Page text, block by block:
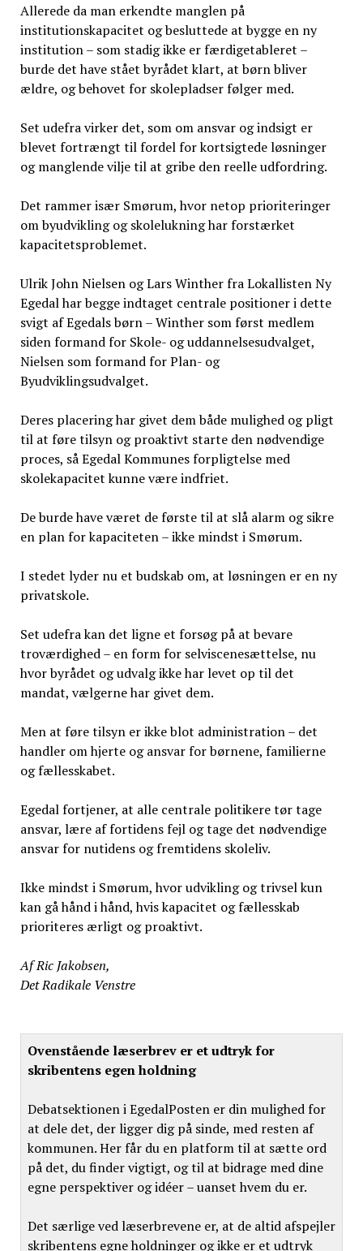
Allerede da man erkendte manglen på
institutionskapacitet og besluttede at bygge en ny
institution – som stadig ikke er færdigetableret –
burde det have stået byrådet klart, at børn bliver
ældre, og behovet for skolepladser følger med.
Set udefra virker det, som om ansvar og indsigt er
blevet fortrængt til fordel for kortsigtede løsninger
og manglende vilje til at gribe den reelle udfordring.
Det rammer især Smørum, hvor netop prioriteringer
om byudvikling og skolelukning har forstærket
kapacitetsproblemet.
Ulrik John Nielsen og Lars Winther fra Lokallisten Ny
Egedal har begge indtaget centrale positioner i dette
svigt af Egedals børn – Winther som først medlem
siden formand for Skole- og uddannelsesudvalget,
Nielsen som formand for Plan- og
Byudviklingsudvalget.
Deres placering har givet dem både mulighed og pligt
til at føre tilsyn og proaktivt starte den nødvendige
proces, så Egedal Kommunes forpligtelse med
skolekapacitet kunne være indfriet.
De burde have været de første til at slå alarm og sikre
en plan for kapaciteten – ikke mindst i Smørum.
I stedet lyder nu et budskab om, at løsningen er en ny
privatskole.
Set udefra kan det ligne et forsøg på at bevare
troværdighed – en form for selviscenesættelse, nu
hvor byrådet og udvalg ikke har levet op til det
mandat, vælgerne har givet dem.
Men at føre tilsyn er ikke blot administration – det
handler om hjerte og ansvar for børnene, familierne
og fællesskabet.
Egedal fortjener, at alle centrale politikere tør tage
ansvar, lære af fortidens fejl og tage det nødvendige
ansvar for nutidens og fremtidens skoleliv.
Ikke mindst i Smørum, hvor udvikling og trivsel kun
kan gå hånd i hånd, hvis kapacitet og fællesskab
prioriteres ærligt og proaktivt.
Af Ric Jakobsen,
Det Radikale Venstre
Ovenstående læserbrev er et udtryk for
skribentens egen holdning
Debatsektionen i EgedalPosten er din mulighed for
at dele det, der ligger dig på sinde, med resten af
kommunen. Her får du en platform til at sætte ord
på det, du finder vigtigt, og til at bidrage med dine
egne perspektiver og idéer – uanset hvem du er.
Det særlige ved læserbrevene er, at de altid afspejler
skribentens egne holdninger og ikke er et udtryk